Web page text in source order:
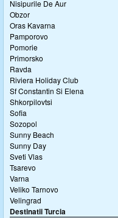
Nisipurile De Aur
Obzor
Oras Kavarna
Pamporovo
Pomorie
Primorsko
Ravda
Riviera Holiday Club
Sf Constantin Si Elena
Shkorpilovtsi
Sofia
Sozopol
Sunny Beach
Sunny Day
Sveti Vlas
Tsarevo
Varna
Veliko Tarnovo
Velingrad
Destinatii Turcia